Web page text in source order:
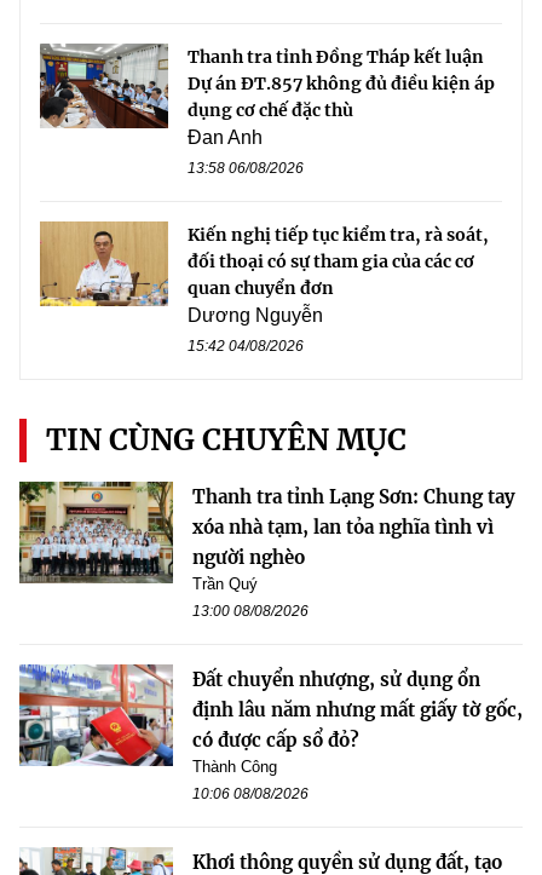
Thanh tra tỉnh Đồng Tháp kết luận
Dự án ĐT.857 không đủ điều kiện áp
dụng cơ chế đặc thù
Đan Anh
13:58 06/08/2026
Kiến nghị tiếp tục kiểm tra, rà soát,
đối thoại có sự tham gia của các cơ
quan chuyển đơn
Dương Nguyễn
15:42 04/08/2026
TIN CÙNG CHUYÊN MỤC
Thanh tra tỉnh Lạng Sơn: Chung tay
xóa nhà tạm, lan tỏa nghĩa tình vì
người nghèo
Trần Quý
13:00 08/08/2026
Đất chuyển nhượng, sử dụng ổn
định lâu năm nhưng mất giấy tờ gốc,
có được cấp sổ đỏ?
Thành Công
10:06 08/08/2026
Khơi thông quyền sử dụng đất, tạo